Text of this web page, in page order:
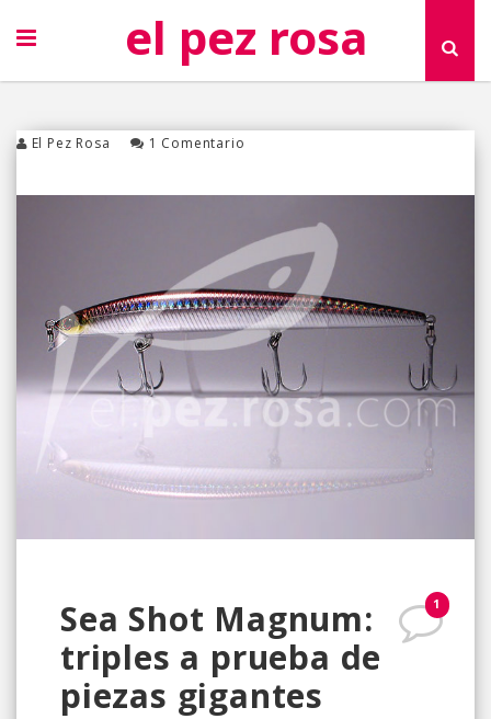
el pez rosa
El Pez Rosa 1 Comentario
1
Sea Shot Magnum:
triples a prueba de
piezas gigantes